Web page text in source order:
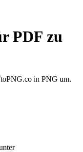
PDF zu
in PNG um.